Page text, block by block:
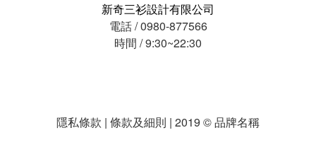
新奇三衫設計有限公司
電話 / 0980-877566
時間 / 9:30~22:30
隱私條款 | 條款及細則 | 2019 © 品牌名稱